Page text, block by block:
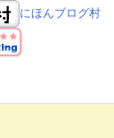
にほんブログ村